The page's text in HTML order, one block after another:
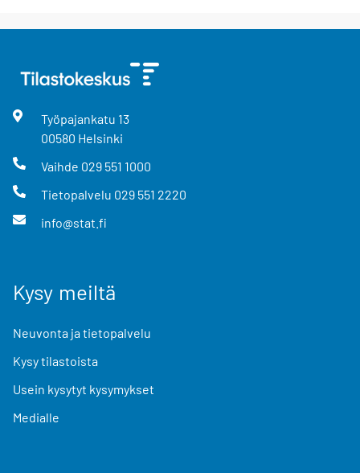
Työpajankatu 13
00580 Helsinki
Vaihde 029 551 1000
Tietopalvelu 029 551 2220
info@stat.fi
Kysy meiltä
Neuvonta ja tietopalvelu
Kysy tilastoista
Usein kysytyt kysymykset
Medialle